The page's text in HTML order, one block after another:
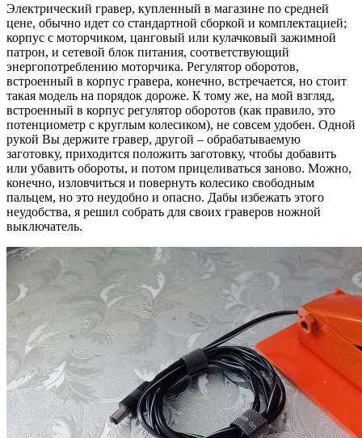
Электрический гравер, купленный в магазине по средней
цене, обычно идет со стандартной сборкой и комплектацией;
корпус с моторчиком, цанговый или кулачковый зажимной
патрон, и сетевой блок питания, соответствующий
энергопотреблению моторчика. Регулятор оборотов,
встроенный в корпус гравера, конечно, встречается, но стоит
такая модель на порядок дороже. К тому же, на мой взгляд,
встроенный в корпус регулятор оборотов (как правило, это
потенциометр с круглым колесиком), не совсем удобен. Одной
рукой Вы держите гравер, другой – обрабатываемую
заготовку, приходится положить заготовку, чтобы добавить
или убавить обороты, и потом прицеливаться заново. Можно,
конечно, изловчиться и повернуть колесико свободным
пальцем, но это неудобно и опасно. Дабы избежать этого
неудобства, я решил собрать для своих граверов ножной
выключатель.